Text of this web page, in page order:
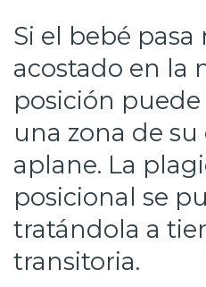
Si el bebé
acostado en la
posición
una zona de su
aplane. La
posicional se
tratándola a
transitoria.